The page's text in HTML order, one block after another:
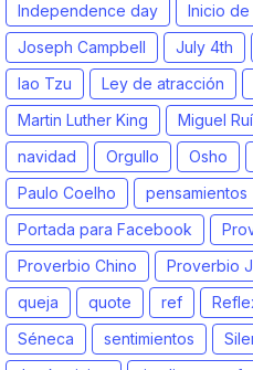
Independence day
Inicio de
Joseph Campbell
July 4th
lao Tzu
Ley de atracción
Martin Luther King
Miguel
navidad
Orgullo Osho
Paulo Coelho
pensamientos
Portada para Facebook
Proverbio Chino
Proverbio
queja
quote ref
Séneca
sentimientos